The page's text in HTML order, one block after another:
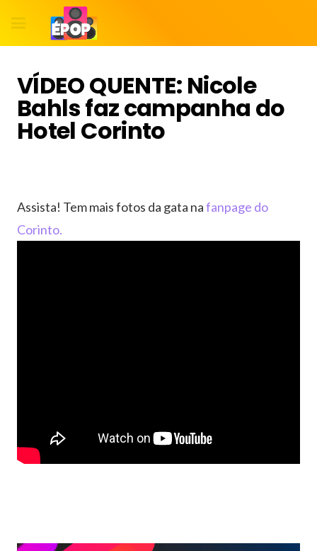
VÍDEO QUENTE: Nicole
Bahls faz campanha do
Hotel Corinto
Assista! Tem mais fotos da gata nafanpage do
Corinto.